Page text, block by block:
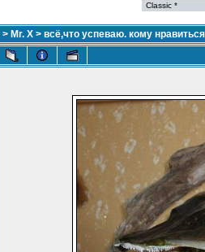
> Mr. X > всё,что успеваю. кому